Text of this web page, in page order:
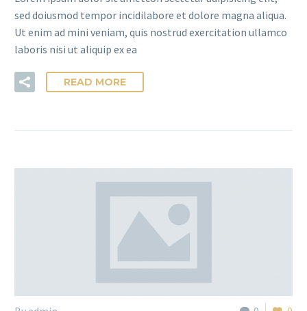
sed doiusmod tempor incidilabore et dolore magna aliqua.
Ut enim ad mini veniam, quis nostrud exercitation ullamco
laboris nisi ut aliquip ex ea
READ MORE